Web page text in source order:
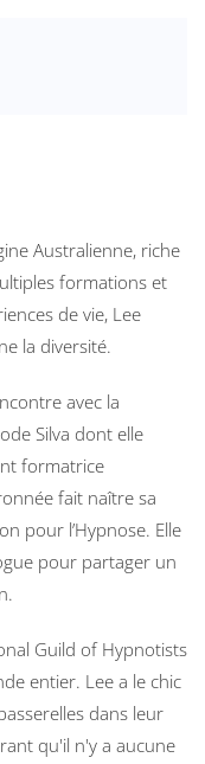
Australienne, riche
formations et
de vie, Lee
la diversité.
avec la
Silva dont elle
formatrice
fait naître sa
pour l’Hypnose. Elle
pour partager un
Guild of Hypnotists
entier. Lee a le chic
dans leur
qu'il n'y a aucune